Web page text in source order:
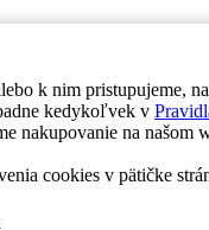
k nim pristupujeme,
kedykoľvek v
nakupovanie na našom
cookies v pätičke